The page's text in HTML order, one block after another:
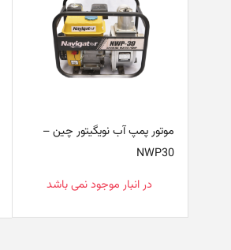
موتور پمپ آب نویگیتور چین –
NWP30
در انبار موجود نمی باشد